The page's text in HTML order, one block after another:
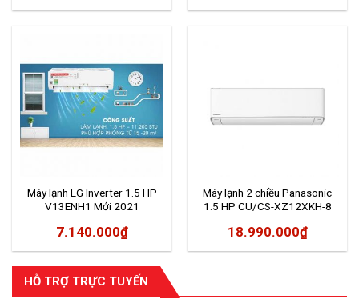
HỖ TRỢ TRỰC TUYẾN
Máy lạnh LG Inverter 1.5 HP
V13ENH1 Mới 2021
7.140.000₫
Máy lạnh 2 chiều Panasonic
1.5 HP CU/CS-XZ12XKH-8
18.990.000₫